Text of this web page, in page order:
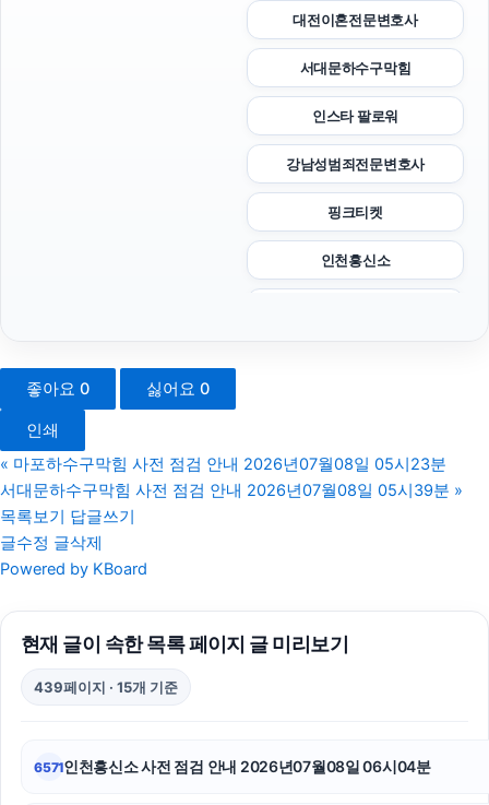
대전이혼전문변호사
서대문하수구막힘
인스타 팔로워
강남성범죄전문변호사
핑크티켓
인천흥신소
노원하수구막힘
인스타 좋아요 늘리기
수원형사전문변호사
좋아요 0 싫어요 0
인쇄
« 마포하수구막힘 사전 점검 안내 2026년07월08일 05시23분
서대문하수구막힘 사전 점검 안내 2026년07월08일 05시39분 »
목록보기
답글쓰기
글수정 글삭제
Powered by KBoard
현재 글이 속한 목록 페이지 글 미리보기
439페이지 · 15개 기준
6571인천흥신소 사전 점검 안내 2026년07월08일 06시04분